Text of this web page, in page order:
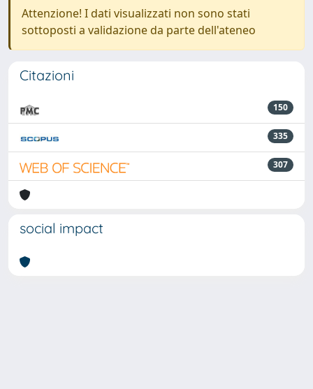
Attenzione! I dati visualizzati non sono stati
sottoposti a validazione da parte dell'ateneo
Citazioni
150
335
307
social impact